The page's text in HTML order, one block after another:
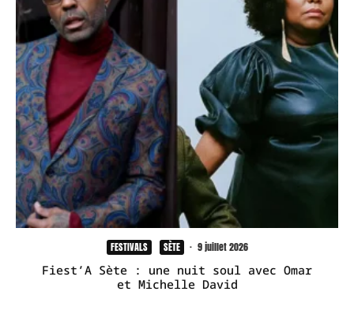
FESTIVALS SÈTE · 9 juillet 2026
Fiest’A Sète : une nuit soul avec Omar
et Michelle David